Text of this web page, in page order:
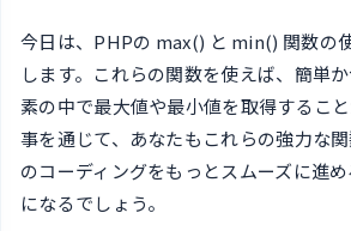
今日は、PHPの max() と min() 関数の
します。これらの関数を使えば、簡単
素の中で最大値や最小値を取得するこ
事を通じて、あなたもこれらの強力な
のコーディングをもっとスムーズに進
になるでしょう。